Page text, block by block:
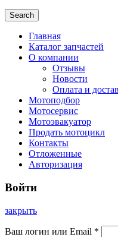
Search
Главная
Каталог запчастей
О компании
Отзывы
Новости
Оплата и
Мотоподбор
Мотосервис
Мотоэвакуатор
Продать мотоцикл
Контакты
Отложенные
Авторизация
Войти
закрыть
Ваш логин или Email *